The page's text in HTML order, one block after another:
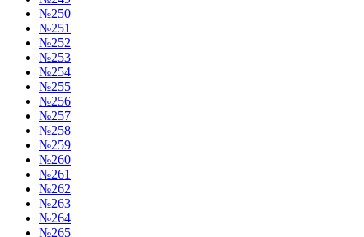
№250
№251
№252
№253
№254
№255
№256
№257
№258
№259
№260
№261
№262
№263
№264
№265